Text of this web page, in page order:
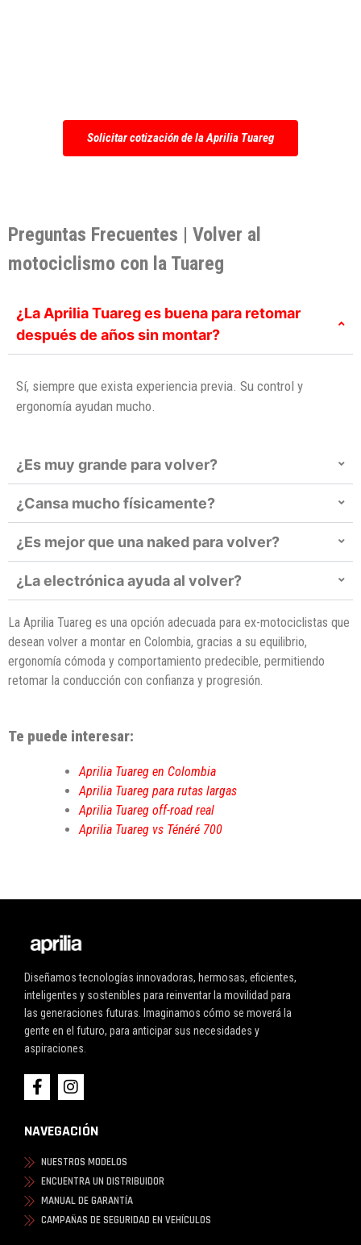
Solicitar cotización de la Aprilia Tuareg
Preguntas Frecuentes | Volver al
motociclismo con la Tuareg
¿La Aprilia Tuareg es buena para retomar
después de años sin montar?
Sí, siempre que exista experiencia previa. Su control y
ergonomía ayudan mucho.
¿Es muy grande para volver?
¿Cansa mucho físicamente?
¿Es mejor que una naked para volver?
¿La electrónica ayuda al volver?
La Aprilia Tuareg es una opción adecuada para ex-motociclistas que
desean volver a montar en Colombia, gracias a su equilibrio,
ergonomía cómoda y comportamiento predecible, permitiendo
retomar la conducción con confianza y progresión.
Te puede interesar:
Aprilia Tuareg en Colombia
Aprilia Tuareg para rutas largas
Aprilia Tuareg off-road real
Aprilia Tuareg vs Ténéré 700
Diseñamos tecnologías innovadoras, hermosas, eficientes,
inteligentes y sostenibles para reinventar la movilidad para
las generaciones futuras. Imaginamos cómo se moverá la
gente en el futuro, para anticipar sus necesidades y
aspiraciones.
NAVEGACIÓN
NUESTROS MODELOS
ENCUENTRA UN DISTRIBUIDOR
MANUAL DE GARANTÍA
CAMPAÑAS DE SEGURIDAD EN VEHÍCULOS